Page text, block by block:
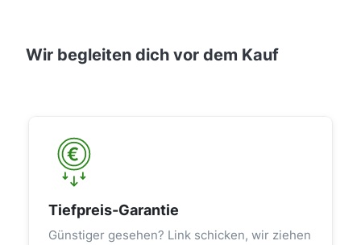
Wir begleiten dich vor dem Kauf
Tiefpreis-Garantie
Günstiger gesehen? Link schicken, wir ziehen